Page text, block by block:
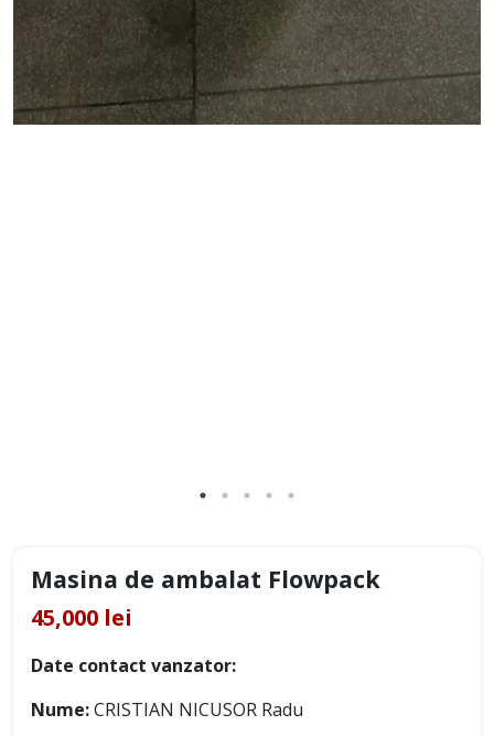
Masina de ambalat Flowpack
45,000 lei
Date contact vanzator:
Nume:CRISTIAN NICUSOR Radu